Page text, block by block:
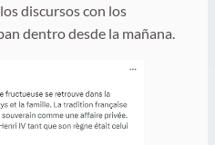
discursos con los
dentro desde la mañana.